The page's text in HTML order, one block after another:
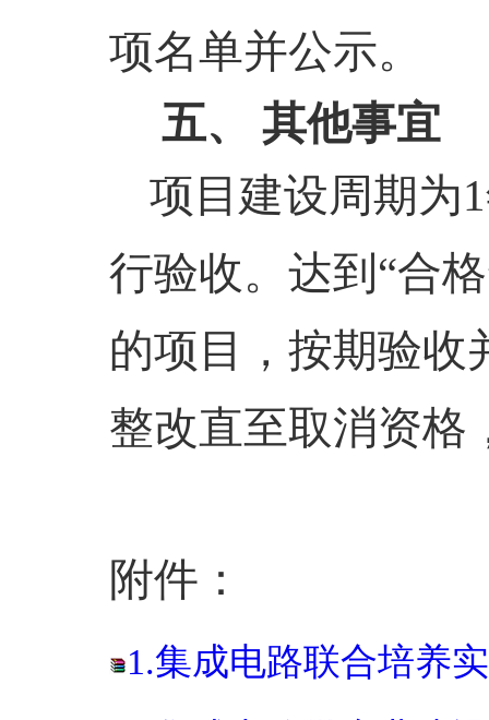
项名单并公示。
五、 其他事宜
项目建设周期为
行验收。达到“合
的项目，按期验收
整改直至取消资格
附件：
1.集成电路联合培养